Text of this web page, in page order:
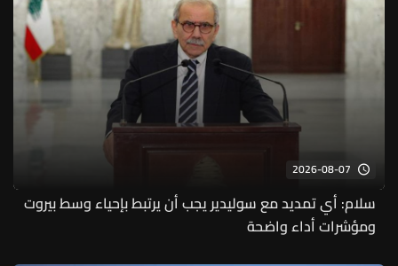
2026-08-07
سلام: أي تمديد مع سوليدير يجب أن يرتبط بإحياء وسط بيروت
ومؤشرات أداء واضحة